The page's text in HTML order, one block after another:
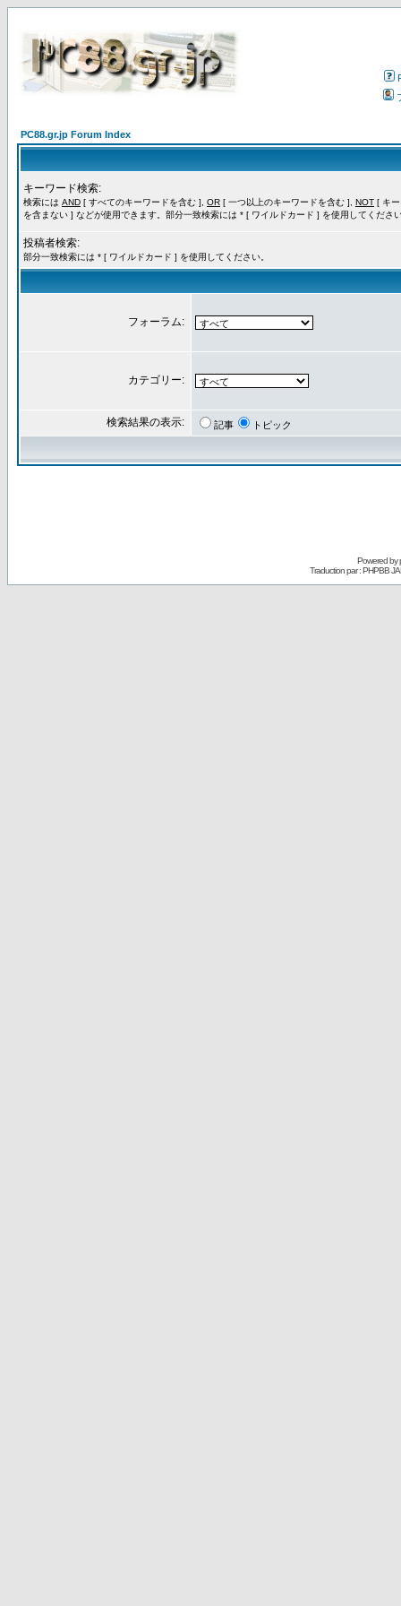
PC88.gr.jp Forum Index
キーワード検索:
検索には AND [ すべてのキーワードを含む ], OR [ 一つ以上のキーワードを含む ], NOT [ キ
を含まない ] などが使用できます。部分一致検索には * [ ワイルドカード ] を使用してくださ
投稿者検索:
部分一致検索には * [ ワイルドカード ] を使用してください。
フォーラム:
カテゴリー:
検索結果の表示: 記事 トピック
Powered by
Traduction par : PHPBB